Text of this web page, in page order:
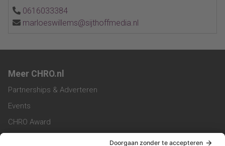
0616033384
marloeswillems@sijthoffmedia.nl
Meer CHRO.nl
Partnerships & Adverteren
Events
CHRO Award